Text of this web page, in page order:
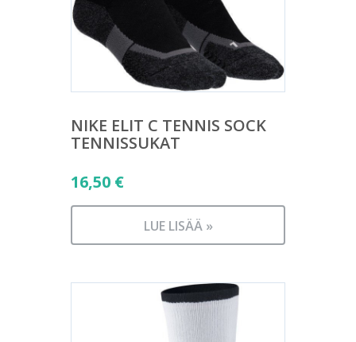
NIKE ELIT C TENNIS SOCK
TENNISSUKAT
16,50 €
LUE LISÄÄ »